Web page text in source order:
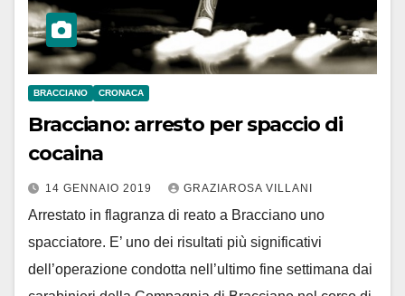
BRACCIANO CRONACA
Bracciano: arresto per spaccio di
cocaina
14 GENNAIO 2019 GRAZIAROSA VILLANI
Arrestato in flagranza di reato a Bracciano uno
spacciatore. E’ uno dei risultati più significativi
dell’operazione condotta nell’ultimo fine settimana dai